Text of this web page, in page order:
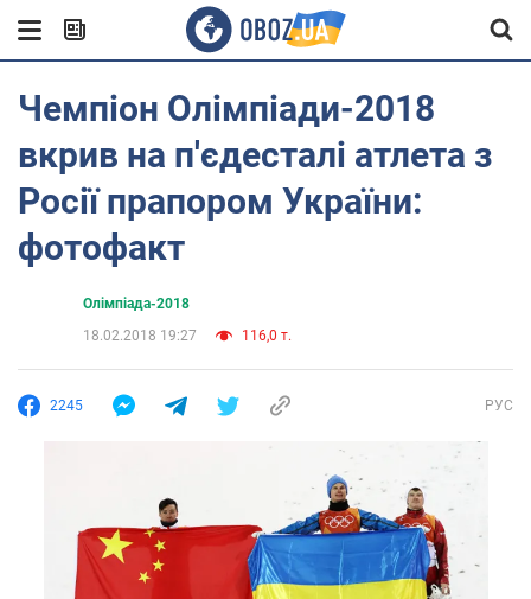
Чемпіон Олімпіади-2018
вкрив на п'єдесталі атлета з
Росії прапором України:
фотофакт
Олімпіада-2018
18.02.2018 19:27
116,0 т.
2245 РУС